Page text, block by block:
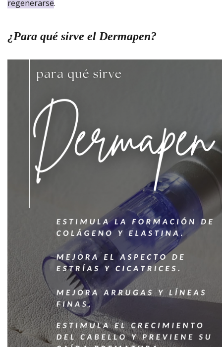
regenerarse.
¿Para qué sirve el Dermapen?